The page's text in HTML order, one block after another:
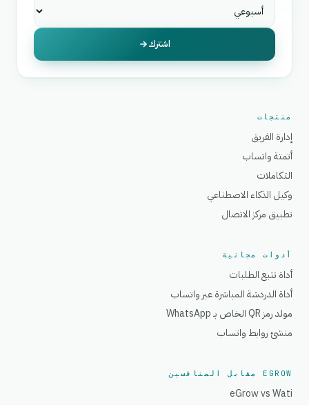
اشترك
منتجات
إدارة الفريق
أتمتة واتساب
التكاملات
وكيل الذكاء الاصطناعي
تطبيق مركز الاتصال
أدوات مجانية
أداة تتبع الطلبات
أداة الدردشة المباشرة عبر واتساب
مولد رمز QR الخاص بـ WhatsApp
منشئ روابط واتساب
EGROW مقابل المنافسين
eGrow vs Wati